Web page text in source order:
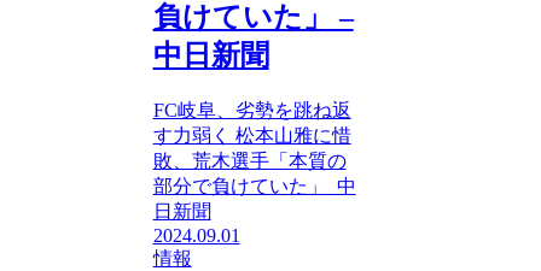
負けていた」 –
中日新聞
FC岐阜、劣勢を跳ね返
す力弱く 松本山雅に惜
敗、荒木選手「本質の
部分で負けていた」 中
日新聞
2024.09.01
情報